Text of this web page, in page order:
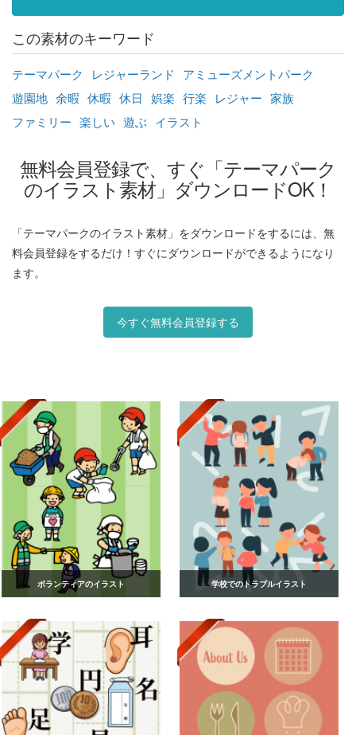
この素材のキーワード
テーマパーク レジャーランド
アミューズメントパーク
遊園地 余暇 休暇 休日 娯楽 行楽 レジャー 家族
ファミリー 楽しい 遊ぶ イラスト
無料会員登録で、すぐ「テーマパーク
のイラスト素材」ダウンロードOK！
「テーマパークのイラスト素材」をダウンロードをするには、無
料会員登録をするだけ！すぐにダウンロードができるようになり
ます。
今すぐ無料会員登録する
ボランティアのイラスト 学校でのトラブルイラスト